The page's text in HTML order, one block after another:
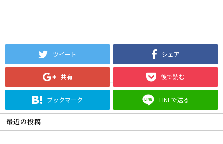
ツイート シェア
共有 後で読む
ブックマーク LINEで送る
最近の投稿